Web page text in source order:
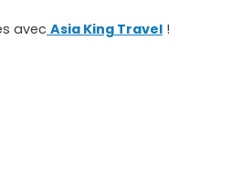
avec Asia King Travel !